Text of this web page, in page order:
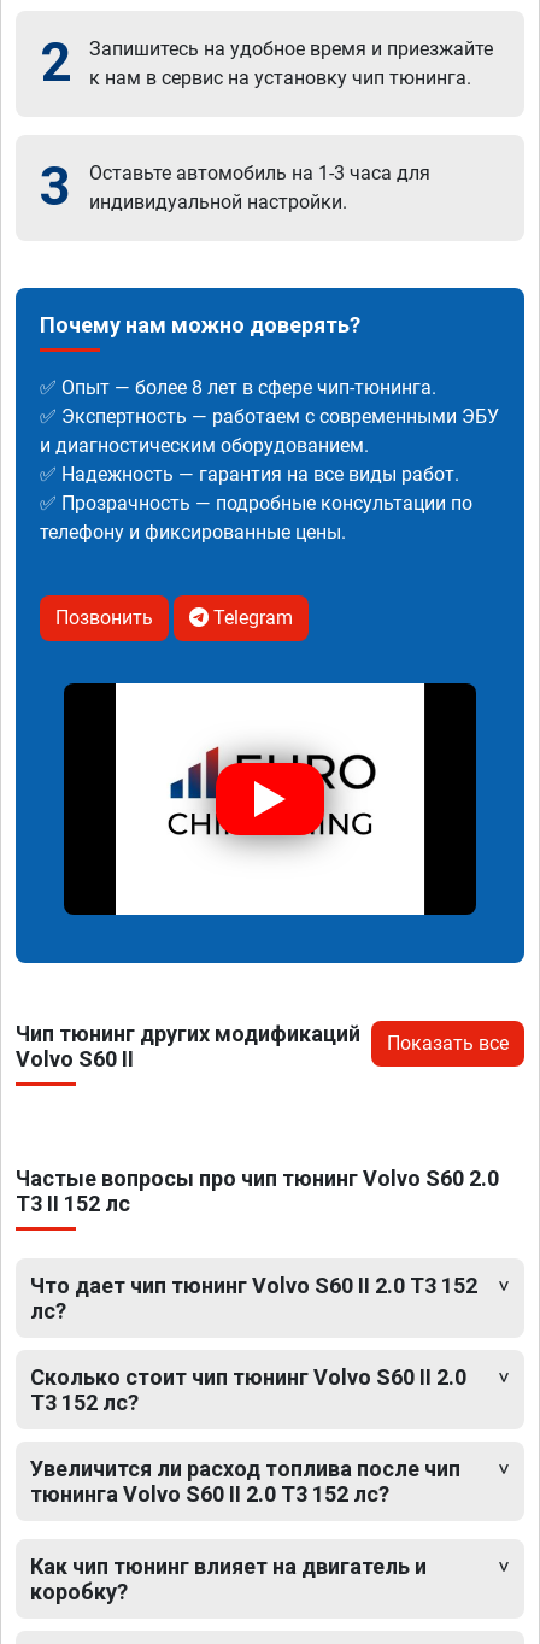
2
Запишитесь на удобное время и приезжайте
к нам в сервис на установку чип тюнинга.
3
Оставьте автомобиль на 1-3 часа для
индивидуальной настройки.
Почему нам можно доверять?
✅ Опыт — более 8 лет в сфере чип-тюнинга.
✅ Экспертность — работаем с современными ЭБУ
и диагностическим оборудованием.
✅ Надежность — гарантия на все виды работ.
✅ Прозрачность — подробные консультации по
телефону и фиксированные цены.
Позвонить Telegram
Чип тюнинг других модификаций
Volvo S60 II
Показать все
Частые вопросы про чип тюнинг Volvo S60 2.0
T3 II 152 лс
Что дает чип тюнинг Volvo S60 II 2.0 T3 152
лс?
Сколько стоит чип тюнинг Volvo S60 II 2.0
T3 152 лс?
Увеличится ли расход топлива после чип
тюнинга Volvo S60 II 2.0 T3 152 лс?
Как чип тюнинг влияет на двигатель и
коробку?